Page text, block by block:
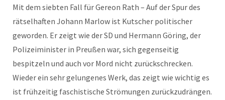
Mit dem siebten Fall für Gereon Rath – Auf der Spur des
rätselhaften Johann Marlow ist Kutscher politischer
geworden. Er zeigt wie der SD und Hermann Göring, der
Polizeiminister in Preußen war, sich gegenseitig
bespitzeln und auch vor Mord nicht zurückschrecken.
Wieder ein sehr gelungenes Werk, das zeigt wie wichtig es
ist frühzeitig faschistische Strömungen zurückzudrängen.